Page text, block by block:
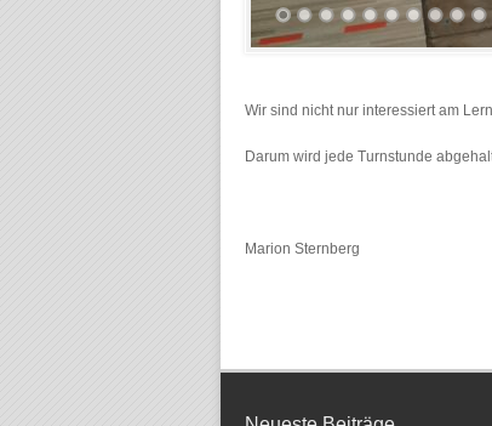
Wir sind nicht nur interessiert am
Darum wird jede Turnstunde
Marion Sternberg